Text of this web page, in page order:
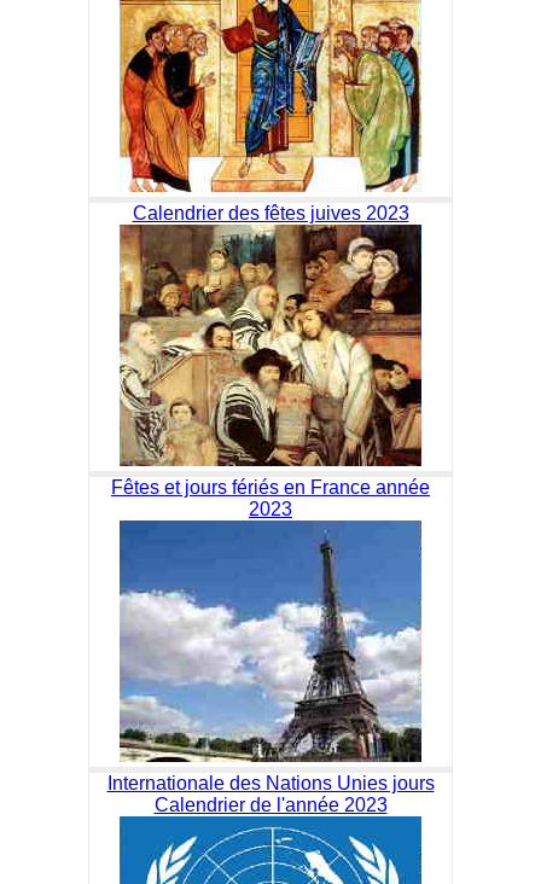
Calendrier des fêtes juives 2023
Fêtes et jours fériés en France année
2023
Internationale des Nations Unies jours
Calendrier de l'année 2023